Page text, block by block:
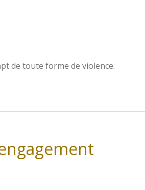
de toute forme de violence.